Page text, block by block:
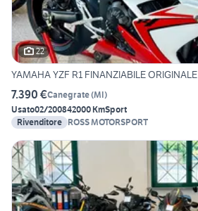
22
YAMAHA YZF R1 FINANZIABILE ORIGINALE
7.390 €Canegrate(MI)
Usato02/200842000 KmSport
Rivenditore ROSS MOTORSPORT